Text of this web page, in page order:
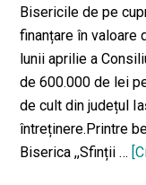
Bisericile de pe
finanțare în valoare
lunii aprilie a
de 600.000 de lei
de cult din județul
întreținere.Printre
Biserica ,,Sfinții …